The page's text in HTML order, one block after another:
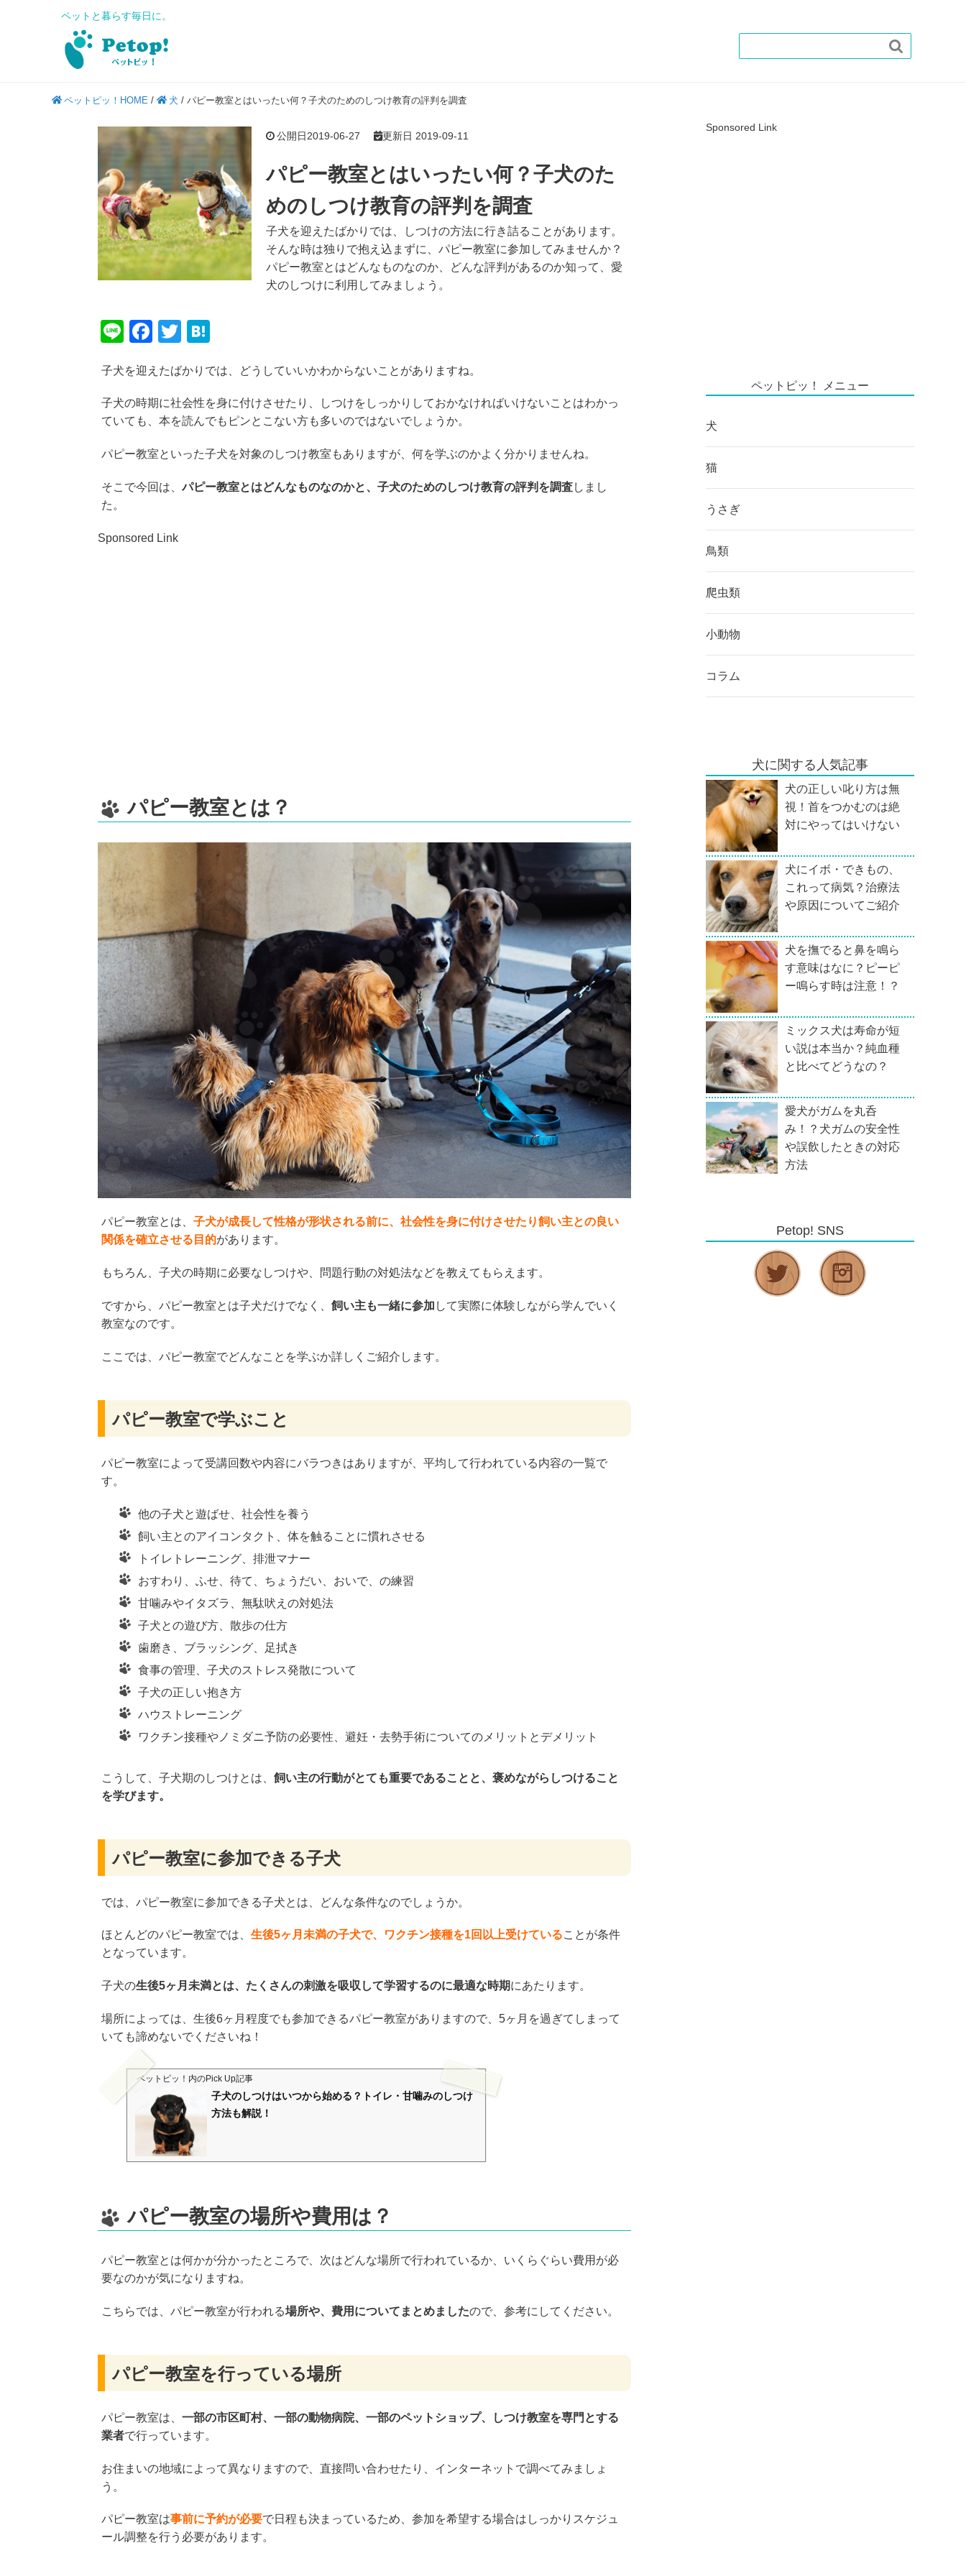
ペットと暮らす毎日に。

ペットピッ！HOME / 犬 / パピー教室とはいったい何？子犬のためのしつけ教育の評判を調査
公開日2019-06-27 更新日 2019-09-11
パピー教室とはいったい何？子犬のた
めのしつけ教育の評判を調査
子犬を迎えたばかりでは、しつけの方法に行き詰ることがあります。
そんな時は独りで抱え込まずに、パピー教室に参加してみませんか？
パピー教室とはどんなものなのか、どんな評判があるのか知って、愛
犬のしつけに利用してみましょう。
Li
e
F
c
e
b
o
k
T
tt
er
e
n
a
子犬を迎えたばかりでは、どうしていいかわからないことがありますね。
子犬の時期に社会性を身に付けさせたり、しつけをしっかりしておかなければいけないことはわかっ
ていても、本を読んでもピンとこない方も多いのではないでしょうか。
パピー教室といった子犬を対象のしつけ教室もありますが、何を学ぶのかよく分かりませんね。
そこで今回は、パピー教室とはどんなものなのかと、子犬のためのしつけ教育の評判を調査しまし
た。
Sponsored Link
パピー教室とは？
パピー教室とは、 子犬が成長して性格が形状される前に、社会性を身に付けさせたり飼い主との良い
関係を確立させる目的があります。
もちろん、子犬の時期に必要なしつけや、問題行動の対処法などを教えてもらえます。
ですから、パピー教室とは子犬だけでなく、 飼い主も一緒に参加 して実際に体験しながら学んでいく
教室なのです。
ここでは、パピー教室でどんなことを学ぶか詳しくご紹介します。
パピー教室で学ぶこと
パピー教室によって受講回数や内容にバラつきはありますが、平均して行われている内容の一覧で
す。
他の子犬と遊ばせ、社会性を養う
飼い主とのアイコンタクト、体を触ることに慣れさせる
トイレトレーニング、排泄マナー
おすわり、ふせ、待て、ちょうだい、おいで、の練習
甘噛みやイタズラ、無駄吠えの対処法
子犬との遊び方、散歩の仕方
歯磨き、ブラッシング、足拭き
食事の管理、子犬のストレス発散について
子犬の正しい抱き方
ハウストレーニング
ワクチン接種やノミダニ予防の必要性、避妊・去勢手術についてのメリットとデメリット
こうして、子犬期のしつけとは、 飼い主の行動がとても重要であることと、褒めながらしつけること
を学びます。
パピー教室に参加できる子犬
では、パピー教室に参加できる子犬とは、どんな条件なのでしょうか。
ほとんどのパピー教室では、 生後5ヶ月未満の子犬で、ワクチン接種を1回以上受けていることが条件
となっています。
子犬の生後5ヶ月未満とは、たくさんの刺激を吸収して学習するのに最適な時期にあたります。
場所によっては、生後6ヶ月程度でも参加できるパピー教室がありますので、5ヶ月を過ぎてしまって
いても諦めないでくださいね！
ペットピッ！ 内のPick Up記事
子犬のしつけはいつから始める？トイレ・甘噛みのしつけ
方法も解説！
パピー教室の場所や費用は？
パピー教室とは何かが分かったところで、次はどんな場所で行われているか、いくらぐらい費用が必
要なのかが気になりますね。
こちらでは、パピー教室が行われる場所や、費用についてまとめましたので、参考にしてください。
パピー教室を行っている場所
パピー教室は、 一部の市区町村、一部の動物病院、一部のペットショップ、しつけ教室を専門とする
業者で行っています。
お住まいの地域によって異なりますので、直接問い合わせたり、インターネットで調べてみましょ
う。
パピー教室は事前に予約が必要で日程も決まっているため、参加を希望する場合はしっかりスケジュ
ール調整を行う必要があります。
Sponsored Link
ペットピッ！ メニュー
犬
猫
うさぎ
鳥類
爬虫類
小動物
コラム
犬に関する人気記事
犬の正しい叱り方は無
視！首をつかむのは絶
対にやってはいけない
犬にイボ・できもの、
これって病気？治療法
や原因についてご紹介
犬を撫でると鼻を鳴ら
す意味はなに？ピーピ
ー鳴らす時は注意！？
ミックス犬は寿命が短
い説は本当か？純血種
と比べてどうなの？
愛犬がガムを丸呑
み！？犬ガムの安全性
や誤飲したときの対応
方法
Petop! SNS